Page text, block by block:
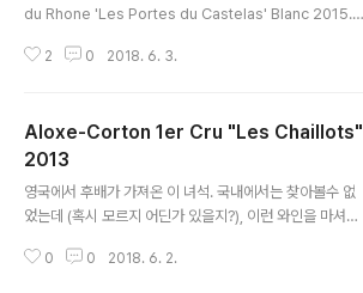
du Rhone 'Les Portes du Castelas' Blanc 2015.
다. 일단 레이블은 아주 마음에 든다. 뭔가 노란색 연두색,
스팅 해 본 이후, 론 지역와인에 부쩍 관심이 많이 갔다. 사
실 프랑스 와인은 너무 어려워서 쉽게 시도를 잘 못 해오던
터인데 (그냥 아무렇게나 고르면 오줌 지린내나고, 좀 괜찮
은걸 고르자니 가격이 다른 와인보다 두세배는 더 나갔던
느낌?), 론 지역와인은 비교적 쉬우면서도 가격대도 매우 a
ffordable 하다. 집에 좀 남..
2 0 2018. 6. 3.
Aloxe-Corton 1er Cru "Les Chaillots"
2013
영국에서 후배가 가져온 이 녀석. 국내에서는 찾아볼수 없
었는데 (혹시 모르지 어딘가 있을지?), 이런 와인을 마셔볼
뉴 1st Cru 와인이다. 2013년 빈티지. 아주 영롱한 루비
0 0 2018. 6. 2.